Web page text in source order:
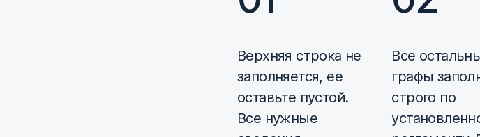
Верхняя строка не
заполняется, ее
оставьте пустой.
Все нужные
Все
графы
строго по